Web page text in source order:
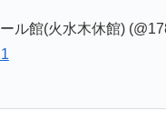
ル館(火水木休館)